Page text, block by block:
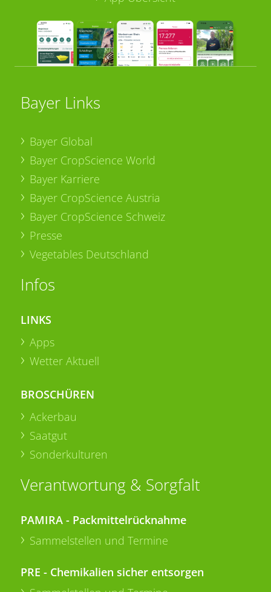
Bayer Links
Bayer Global
Bayer CropScience World
Bayer Karriere
Bayer CropScience Austria
Bayer CropScience Schweiz
Presse
Vegetables Deutschland
Infos
LINKS
Apps
Wetter Aktuell
BROSCHÜREN
Ackerbau
Saatgut
Sonderkulturen
Verantwortung & Sorgfalt
PAMIRA - Packmittelrücknahme
Sammelstellen und Termine
PRE - Chemikalien sicher entsorgen